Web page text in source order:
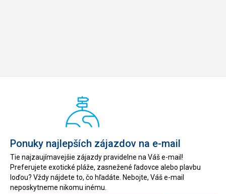
Ponuky najlepších zájazdov na e-mail
Tie najzaujímavejšie zájazdy pravidelne na Váš e-mail!
Preferujete exotické pláže, zasnežené ľadovce alebo plavbu
loďou? Vždy nájdete to, čo hľadáte. Nebojte, Váš e-mail
neposkytneme nikomu inému.